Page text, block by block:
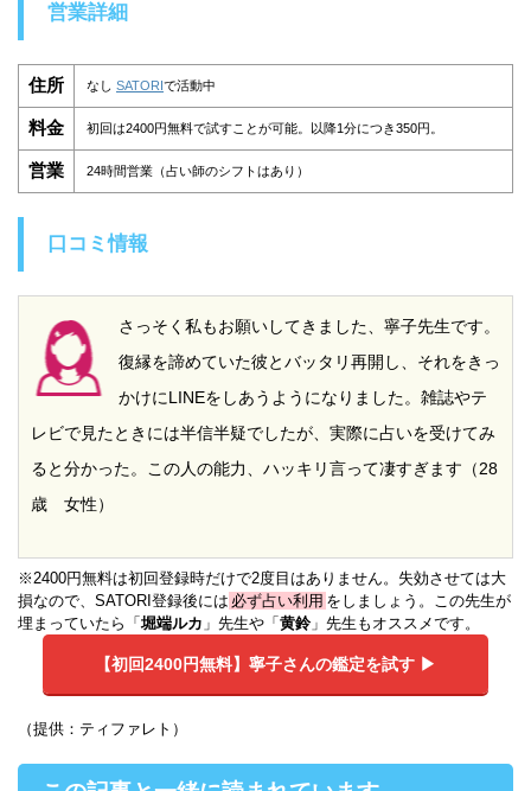
営業詳細
住所 なし SATORIで活動中
料金 初回は2400円無料で試すことが可能。以降1分につき350円。
営業 24時間営業（占い師のシフトはあり）
口コミ情報
さっそく私もお願いしてきました、寧子先生です。
復縁を諦めていた彼とバッタリ再開し、それをきっ
かけにLINEをしあうようになりました。雑誌やテ
レビで見たときには半信半疑でしたが、実際に占いを受けてみ
ると分かった。この人の能力、ハッキリ言って凄すぎます（28
歳 女性）
※2400円無料は初回登録時だけで2度目はありません。失効させては大
損なので、SATORI登録後には 必ず占い利用 をしましょう。この先生が
埋まっていたら「堀端ルカ 」先生や「 黄鈴」先生もオススメです。
【初回2400円無料】 寧子さんの鑑定を試す ▶︎
（提供：ティファレト）